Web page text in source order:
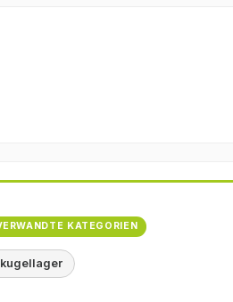
KATEGORIEN